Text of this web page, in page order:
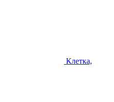
Клетка,